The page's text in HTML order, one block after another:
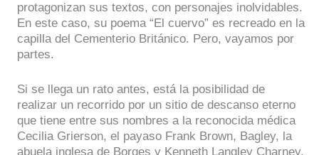
protagonizan sus textos, con personajes inolvidables.
En este caso, su poema “El cuervo” es recreado en la
capilla del Cementerio Británico. Pero, vayamos por
partes.
Si se llega un rato antes, está la posibilidad de
realizar un recorrido por un sitio de descanso eterno
que tiene entre sus nombres a la reconocida médica
Cecilia Grierson, el payaso Frank Brown, Bagley, la
abuela inglesa de Borges y Kenneth Langley Charney,